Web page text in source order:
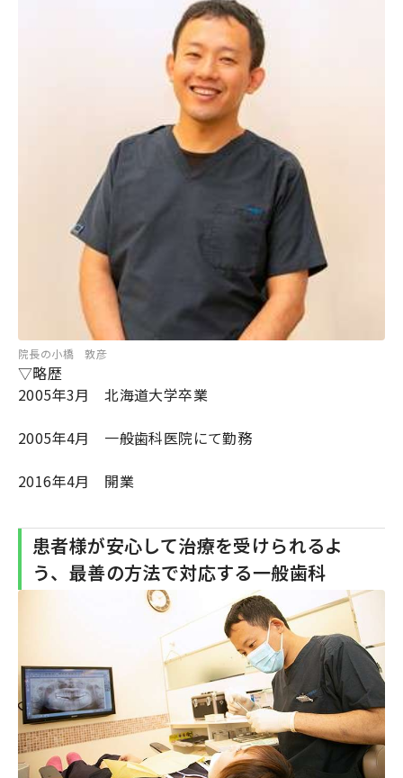
院長の小橋 敦彦
▽略歴
2005年3月 北海道大学卒業
2005年4月 一般歯科医院にて勤務
2016年4月 開業
患者様が安心して治療を受けられるよ
う、最善の方法で対応する一般歯科